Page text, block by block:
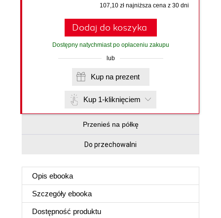
107,10 zł najniższa cena z 30 dni
Dodaj do koszyka
Dostępny natychmiast po opłaceniu zakupu
lub
Kup na prezent
Kup 1-kliknięciem
Przenieś na półkę
Do przechowalni
Opis ebooka
Szczegóły ebooka
Dostępność produktu